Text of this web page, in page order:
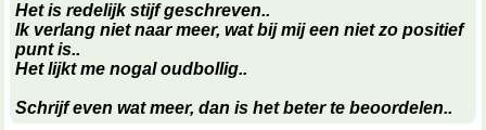
Het is redelijk stijf geschreven..
Ik verlang niet naar meer, wat bij mij een niet zo positief
punt is..
Het lijkt me nogal oudbollig..
Schrijf even wat meer, dan is het beter te beoordelen..